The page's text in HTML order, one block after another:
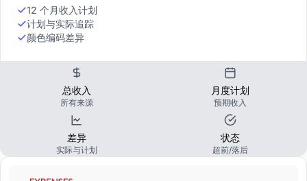
12 个月收入计划
计划与实际追踪
颜色编码差异
总收入
所有来源
月度计划
预期收入
差异
实际与计划
状态
超前/落后